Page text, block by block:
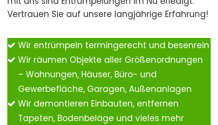
Vertrauen Sie auf unsere langjährige Erfahrung!
Wir entrümpeln termingerecht und besenrein
Wir räumen Objekte aller Größenordnungen
– Wohnungen, Häuser, Büro- und
Gewerbefläche, Garagen, Außenanlagen
Wir demontieren Einbauten, entfernen
Tapeten, Bodenbeläge und vieles mehr